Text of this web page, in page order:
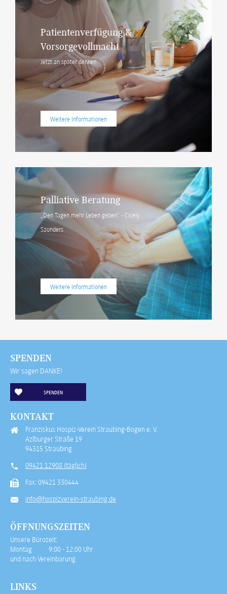
Patientenverfügung &
Vorsorgevollmacht
Jetzt an später denken
Weitere Informationen
Palliative Beratung
„Den Tagen mehr Leben geben“ - Cicely
Saunders
Weitere Informationen
SPENDEN
Wir sagen DANKE!
SPENDEN
KONTAKT
Franziskus Hospiz-Verein Straubing-Bogen e. V.
Azlburger Straße 19
94315 Straubing
09421 12908 (täglich)
Fax: 09421 330444
info@hospizverein-straubing.de
ÖFFNUNGSZEITEN
Unsere Bürozeit:
Montag 9:00 - 12:00 Uhr
und nach Vereinbarung.
LINKS